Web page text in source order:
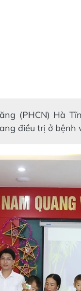
(PHCN) Hà
điều trị ở bệnh